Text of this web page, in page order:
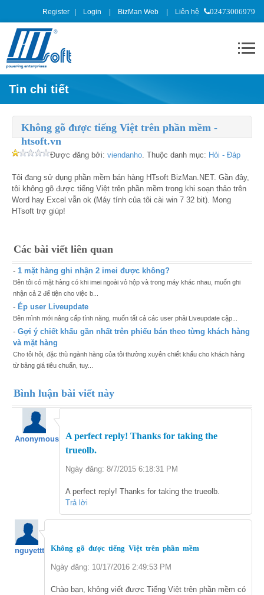
Register Login BizMan Web Liên hệ 02473006979
Tin chi tiết
Không gõ được tiếng Việt trên phần mềm -
htsoft.vn
Được đăng bởi: viendanho. Thuộc danh mục: Hỏi - Đáp
Tôi đang sử dụng phần mềm bán hàng HTsoft BizMan.NET. Gần đây,
tôi không gõ được tiếng Việt trên phần mềm trong khi soạn thảo trên
Word hay Excel vẫn ok (Máy tính của tôi cài win 7 32 bit). Mong
HTsoft trợ giúp!
Các bài viết liên quan
- 1 mặt hàng ghi nhận 2 imei được không?
Bên tôi có mặt hàng có khi imei ngoài vỏ hộp và trong máy khác nhau, muốn ghi
nhận cả 2 để tiện cho việc b...
- Ép user Liveupdate
Bên mình mới nâng cấp tính năng, muốn tất cả các user phải Liveupdate cập...
- Gợi ý chiết khấu gần nhất trên phiếu bán theo từng khách hàng
và mặt hàng
Cho tôi hỏi, đặc thù ngành hàng của tôi thường xuyên chiết khấu cho khách hàng
từ bảng giá tiêu chuẩn, tuy...
Bình luận bài viết này
Anonymous
A perfect reply! Thanks for taking the
trueolb.
Ngày đăng: 8/7/2015 6:18:31 PM
A perfect reply! Thanks for taking the trueolb.
Trả lời
nguyettt Không gõ được tiếng Việt trên phần mềm
Ngày đăng: 10/17/2016 2:49:53 PM
Chào bạn, không viết được Tiếng Việt trên phần mềm có